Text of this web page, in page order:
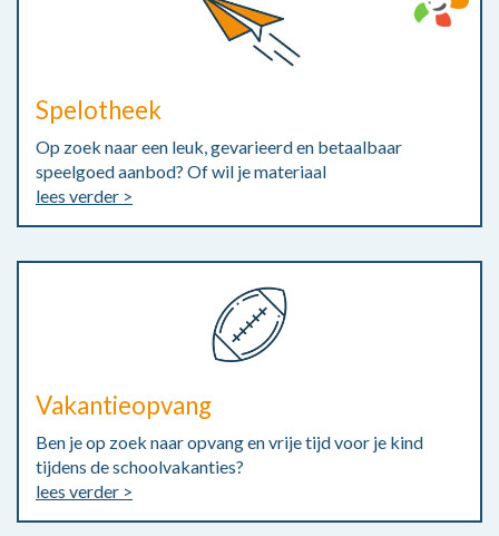
Spelotheek
Op zoek naar een leuk, gevarieerd en betaalbaar
speelgoed aanbod? Of wil je materiaal
lees verder >
Vakantieopvang
Ben je op zoek naar opvang en vrije tijd voor je kind
tijdens de schoolvakanties?
lees verder >